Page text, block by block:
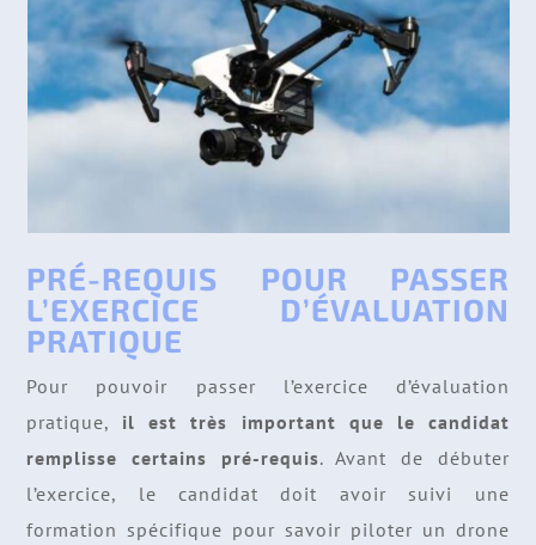
PRÉ-REQUIS POUR PASSER
L’EXERCICE D’ÉVALUATION
PRATIQUE
Pour pouvoir passer l’exercice d’évaluation
pratique, il est très important que le candidat
remplisse certains pré-requis. Avant de débuter
l’exercice, le candidat doit avoir suivi une
formation spécifique pour savoir piloter un drone